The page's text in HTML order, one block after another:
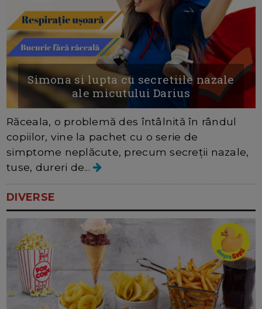
Simona si lupta cu secretiile nazale
ale micutului Darius
Răceala, o problemă des întâlnită în rândul
copiilor, vine la pachet cu o serie de
simptome neplăcute, precum secreții nazale,
tuse, dureri de...
DIVERSE